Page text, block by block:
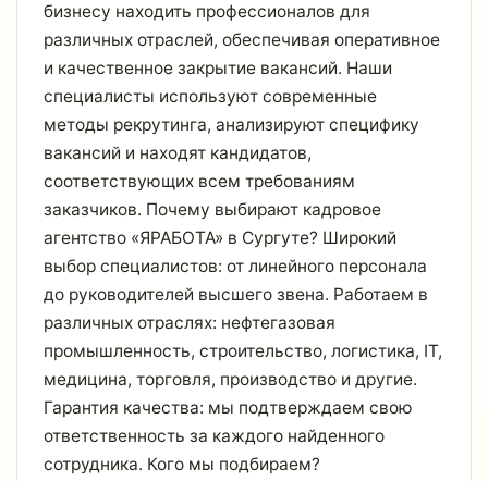
бизнесу находить профессионалов для
различных отраслей, обеспечивая оперативное
и качественное закрытие вакансий. Наши
специалисты используют современные
методы рекрутинга, анализируют специфику
вакансий и находят кандидатов,
соответствующих всем требованиям
заказчиков. Почему выбирают кадровое
агентство «ЯРАБОТА» в Сургуте? Широкий
выбор специалистов: от линейного персонала
до руководителей высшего звена. Работаем в
различных отраслях: нефтегазовая
промышленность, строительство, логистика, IT,
медицина, торговля, производство и другие.
Гарантия качества: мы подтверждаем свою
ответственность за каждого найденного
сотрудника. Кого мы подбираем?